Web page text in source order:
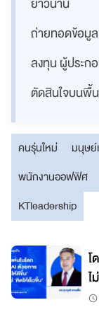
ถ่ายทอดข้อมู
ลงทุน ผู้ประก
ตัดสินใจบนพื้น
คนรุ่นใหม่ มนุษย์
พนักงานออฟฟิศ
KTleadership
โ
ไ